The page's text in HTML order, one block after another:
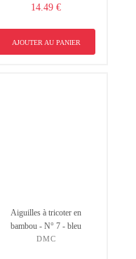
14.49 €
AJOUTER AU PANIER
Aiguilles à tricoter en
bambou - N° 7 - bleu
DMC